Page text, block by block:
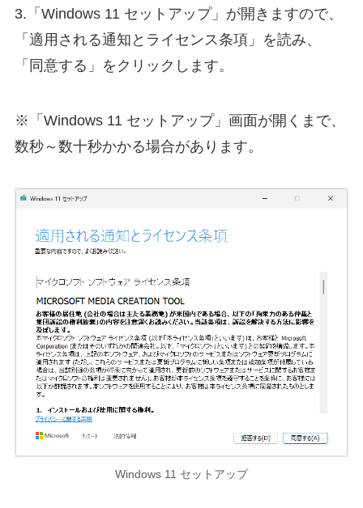
3.「Windows 11 セットアップ」が開きますので、
「適用される通知とライセンス条項」を読み、
「同意する」をクリックします。
※「Windows 11 セットアップ」画面が開くまで、
数秒～数十秒かかる場合があります。
Windows 11 セットアップ